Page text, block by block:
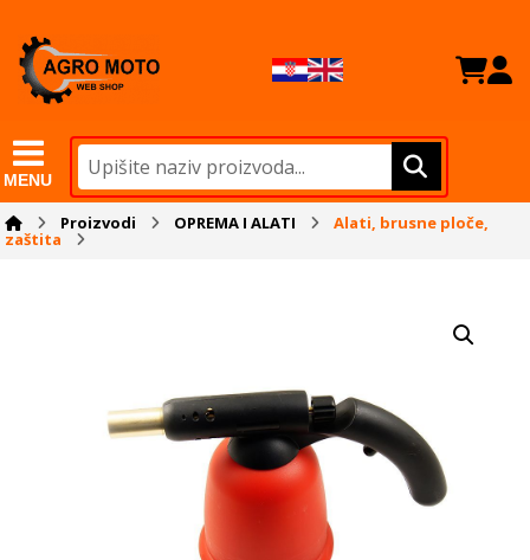
MENU
Proizvodi OPREMA I ALATI Alati, brusne ploče,
zaštita